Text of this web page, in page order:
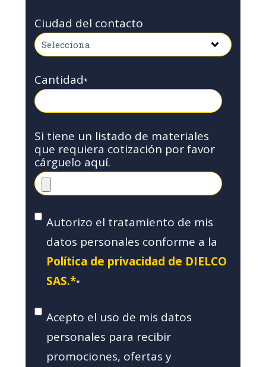
Ciudad del contacto
Cantidad*
Si tiene un listado de materiales
que requiera cotización por favor
cárguelo aquí.
Autorizo el tratamiento de mis
datos personales conforme a la
Política de privacidad de DIELCO
SAS.**
Acepto el uso de mis datos
personales para recibir
promociones, ofertas y